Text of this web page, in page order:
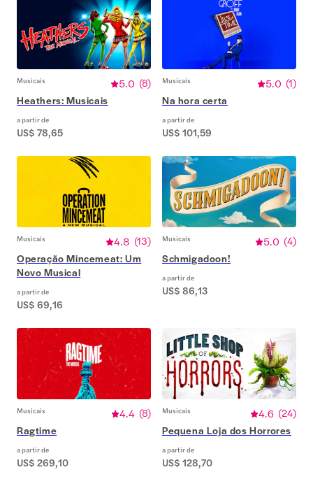
Musicais 5.0 (8)
Heathers: Musicais
a partir de
US$ 78,65
Musicais 5.0 (1)
Na hora certa
a partir de
US$ 101,59
Musicais 4.8 (13)
Operação Mincemeat: Um
Novo Musical
a partir de
US$ 69,16
Musicais 5.0 (4)
Schmigadoon!
a partir de
US$ 86,13
Musicais 4.4 (8)
Ragtime
a partir de
US$ 269,10
Musicais 4.6 (24)
Pequena Loja dos Horrores
a partir de
US$ 128,70